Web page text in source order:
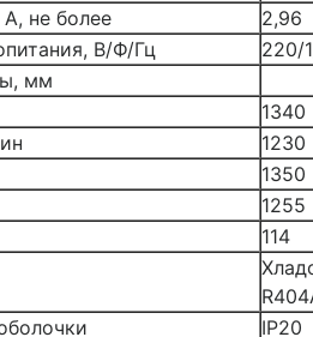
не более
2,96
В/Ф/Гц
220/
мм
1340
1230
1350
1255
114
IP20